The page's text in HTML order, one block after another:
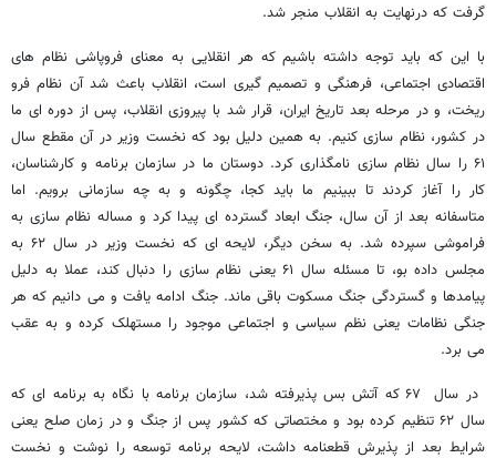
گرفت که درنهایت به انقلاب منجر شد.
با این که باید توجه داشته باشیم که هر انقلایی به معنای فروپاشی نظام های
اقتصادی اجتماعی، فرهنگی و تصمیم گیری است، انقلاب باعث شد آن نظام فرو
ریخت، و در مرحله بعد تاریخ ایران، قرار شد با پیروزی انقلاب، پس از دوره ای ما
در کشور، نظام سازی کنیم. به همین دلیل بود که نخست وزیر در آن مقطع سال
۶۱ را سال نظام سازی نامگذاری کرد. دوستان ما در سازمان برنامه و کارشناسان،
کار را آغاز کردند تا ببینیم ما باید کجا، چگونه و به چه سازمانی برویم. اما
متاسفانه بعد از آن سال، جنگ ابعاد گسترده ای پیدا کرد و مساله نظام سازی به
فراموشی سپرده شد. به سخن دیگر، لایحه ای که نخست وزیر در سال ۶۲ به
مجلس داده بو، تا مسئله سال ۶۱ یعنی نظام سازی را دنبال کند، عملا به دلیل
پیامدها و گستردگی جنگ مسکوت باقی ماند. جنگ ادامه یافت و می دانیم که هر
جنگی نظامات یعنی نظم سیاسی و اجتماعی موجود را مستهلک کرده و به عقب
می برد.
در سال ۶۷ که آتش بس پذیرفته شد، سازمان برنامه با نگاه به برنامه ای که
سال ۶۲ تنظیم کرده بود و مختصاتی که کشور پس از جنگ و در زمان صلح یعنی
شرایط بعد از پذیرش قطعنامه داشت، لایحه برنامه توسعه را نوشت و نخست